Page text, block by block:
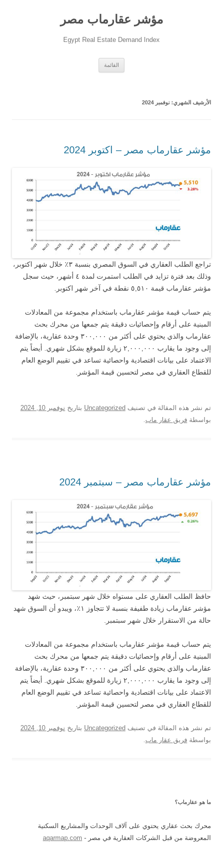
مؤشر عقارماب مصر
Egypt Real Estate Demand Index
القائمة
الأرشيف الشهري: نوفمبر 2024
مؤشر عقارماب مصر – اكتوبر 2024
تراجع الطلب العقاري في السوق المصري بنسبة ٣٪ خلال شهر اكتوبر،
وذلك بعد فترة تزايد في الطلب استمرت لمدة ٤ أشهر، حيث سجل
مؤشر عقارماب قيمة ٥,٥١٠ نقطة في آخر شهر اكتوبر.
يتم حساب قيمة مؤشر عقارماب باستخدام مجموعة من المعادلات
المبنية على أرقام وإحصائيات دقيقة يتم جمعها من محرك بحث
عقارماب والذي يحتوي على أكثر من ٣٠٠,٠٠٠ وحدة عقارية، بالإضافة
إلى وجود ما يقارب ٢,٠٠٠,٠٠٠ زيارة للموقع بشكل شهري. أيضاً يتم
الاعتماد على بيانات اقتصادية واحصائية تساعد في تقييم الوضع العام
للقطاع العقاري في مصر لتحسين قيمة المؤشر.
تم نشر هذه المقالة في تصنيف Uncategorized بتاريخ نوفمبر 10, 2024
بواسطة فريق عقار ماب
مؤشر عقارماب مصر – سبتمبر 2024
حافظ الطلب العقاري على مستواه خلال شهر سبتمبر، حيث شهد
مؤشر عقارماب زيادة طفيفة بنسبة لا تتجاوز ١٪، ويبدو أن السوق شهد
حالة من الاستقرار خلال شهر سبتمبر.
يتم حساب قيمة مؤشر عقارماب باستخدام مجموعة من المعادلات
المبنية على أرقام وإحصائيات دقيقة يتم جمعها من محرك بحث
عقارماب والذي يحتوي على أكثر من ٣٠٠,٠٠٠ وحدة عقارية، بالإضافة
إلى وجود ما يقارب ٢,٠٠٠,٠٠٠ زيارة للموقع بشكل شهري. أيضاً يتم
الاعتماد على بيانات اقتصادية واحصائية تساعد في تقييم الوضع العام
للقطاع العقاري في مصر لتحسين قيمة المؤشر.
تم نشر هذه المقالة في تصنيف Uncategorized بتاريخ نوفمبر 10, 2024
بواسطة فريق عقار ماب
ما هو عقارماب؟
محرك بحث عقاري يحتوي على آلاف الوحدات والمشاريع السكنية
المعروضة من قبل الشركات العقارية في مصر - aqarmap.com